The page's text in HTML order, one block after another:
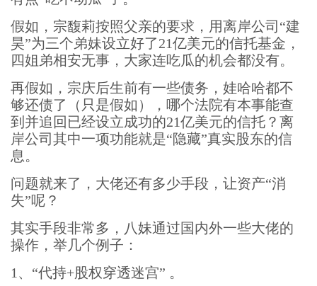
假如，宗馥莉按照父亲的要求，用离岸公司“建
昊”为三个弟妹设立好了21亿美元的信托基金，
四姐弟相安无事，大家连吃瓜的机会都没有。
再假如，宗庆后生前有一些债务，娃哈哈都不
够还债了（只是假如），哪个法院有本事能查
到并追回已经设立成功的21亿美元的信托？离
岸公司其中一项功能就是“隐藏”真实股东的信
息。
问题就来了，大佬还有多少手段，让资产“消
失”呢？
其实手段非常多，八妹通过国内外一些大佬的
操作，举几个例子：
1、“代持+股权穿透迷宫” 。